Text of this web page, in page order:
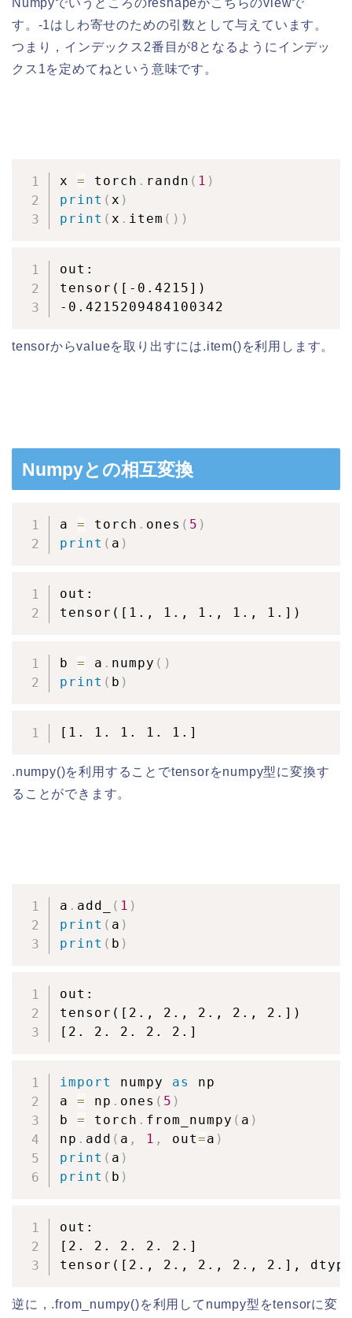
Numpyでいうところのreshapeがこちらのviewで
す。-1はしわ寄せのための引数として与えています。
つまり，インデックス2番目が8となるようにインデッ
クス1を定めてねという意味です。
x = torch . randn ( 1 )
print ( x )
print ( x . item ( ) )
out:
tensor([-0.4215])
-0.4215209484100342
tensorからvalueを取り出すには.item()を利用します。
Numpyとの相互変換
a = torch . ones ( 5 )
print ( a )
out:
tensor([1., 1., 1., 1., 1.])
b = a . numpy ( )
print ( b )
[1. 1. 1. 1. 1.]
.numpy()を利用することでtensorをnumpy型に変換す
ることができます。
a . add_ ( 1 )
print ( a )
print ( b )
out:
tensor([2., 2., 2., 2., 2.])
[2. 2. 2. 2. 2.]
import numpy as
np
a = np . ones ( 5 )
b = torch . from_numpy ( a )
np . add ( a , 1 , out=a )
print ( a )
print ( b )
out:
[2. 2. 2. 2. 2.]
tensor([2., 2., 2., 2., 2.],
逆に，.from_numpy()を利用してnumpy型をtensorに変